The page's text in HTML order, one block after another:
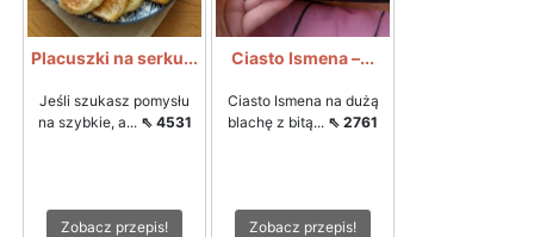
Placuszki na serku...
Jeśli szukasz pomysłu
na szybkie, a... ⇖ 4531
Zobacz przepis!
Ciasto Ismena –...
Ciasto Ismena na dużą
blachę z bitą... ⇖ 2761
Zobacz przepis!